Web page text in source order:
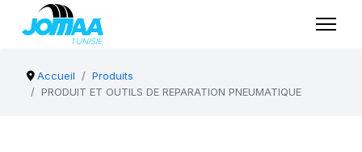
Accueil
Produits
PRODUIT ET OUTILS DE REPARATION PNEUMATIQUE